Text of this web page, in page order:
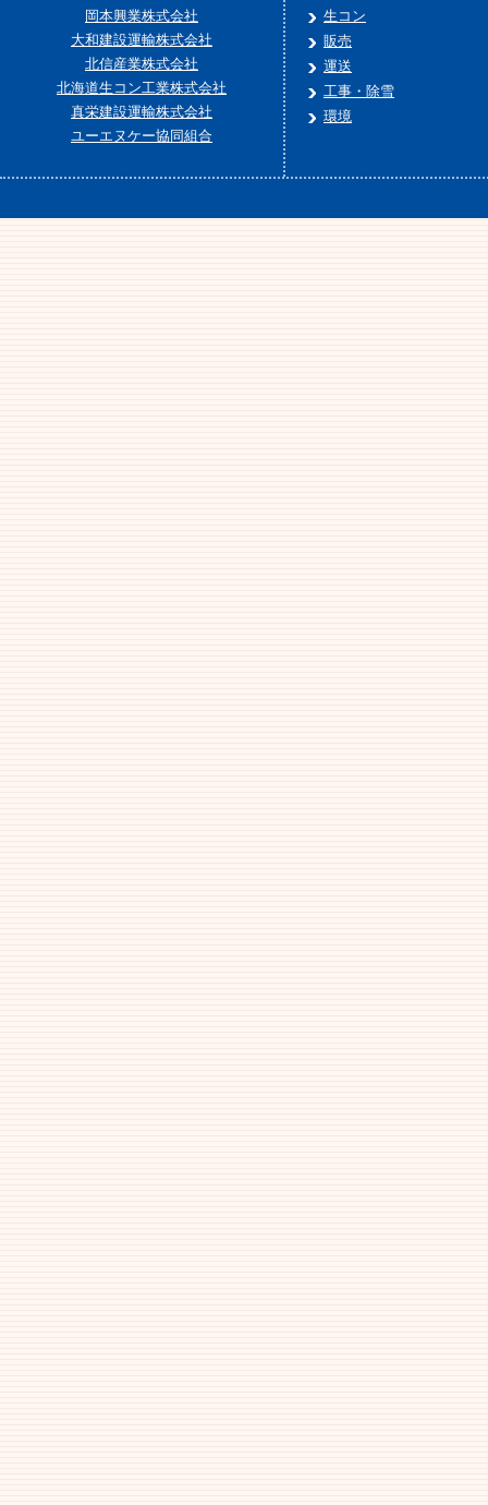
岡本興業株式会社
大和建設運輸株式会社
北信産業株式会社
北海道生コン工業株式会社
真栄建設運輸株式会社
ユーエヌケー協同組合
生コン
販売
運送
工事・除雪
環境